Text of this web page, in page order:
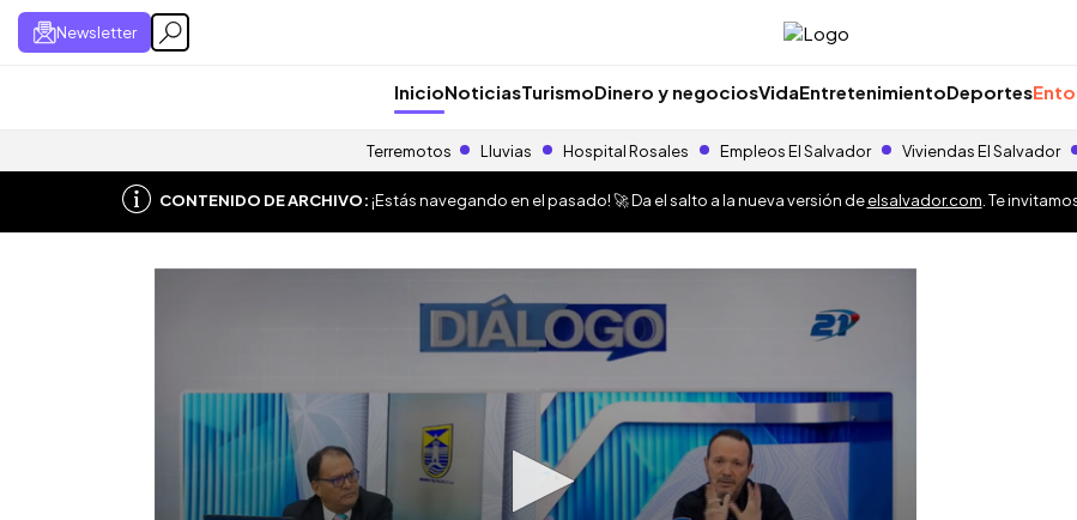
Newsletter
InicioNoticiasTurismoDinero y negociosVidaEntretenimientoDeportes
Terremotos Lluvias Hospital Rosales Empleos El Salvador Viviendas El Salvador
CONTENIDO DE ARCHIVO:¡Estás navegando en el pasado! 🚀 Da el salto a la nueva versión deelsalvador.com . Te